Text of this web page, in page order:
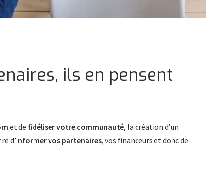
ils en pensent
et de fidéliser votre communauté, la création d’un
d’informer vos partenaires, vos financeurs et donc de